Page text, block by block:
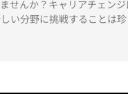
せんか？キャリアチェン
い分野に挑戦することは珍